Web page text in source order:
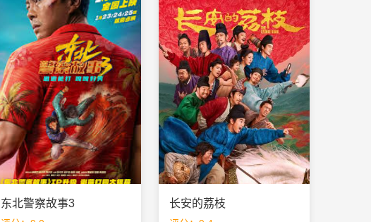
东北警察故事3 长安的荔枝